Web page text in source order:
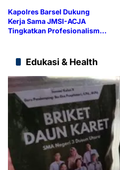
Kapolres Barsel Dukung
Kerja Sama JMSI-ACJA
Tingkatkan Profesionalisme
Edukasi & Health